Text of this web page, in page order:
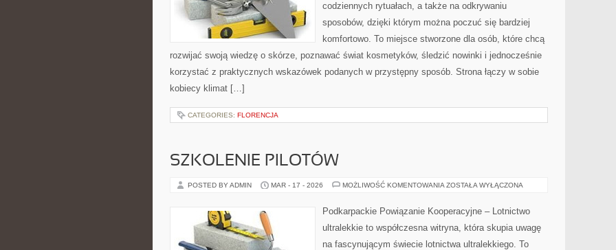
codziennych rytuałach, a także na odkrywaniu
sposobów, dzięki którym można poczuć się bardziej
komfortowo. To miejsce stworzone dla osób, które chcą
rozwijać swoją wiedzę o skórze, poznawać świat kosmetyków, śledzić nowinki i jednocześnie
korzystać z praktycznych wskazówek podanych w przystępny sposób. Strona łączy w sobie
kobiecy klimat […]
CATEGORIES: FLORENCJA
SZKOLENIE PILOTÓW
POSTED BY ADMIN MAR - 17 - 2026 MOŻLIWOŚĆ KOMENTOWANIA SZKOLENIE
ZOSTAŁA WYŁĄCZONA
Podkarpackie Powiązanie Kooperacyjne – Lotnictwo
ultralekkie to współczesna witryna, która skupia uwagę
na fascynującym świecie lotnictwa ultralekkiego. To